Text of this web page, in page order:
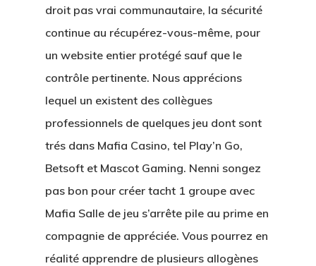
droit pas vrai communautaire, la sécurité
continue au récupérez-vous-même, pour
un website entier protégé sauf que le
contrôle pertinente. Nous apprécions
lequel un existent des collègues
professionnels de quelques jeu dont sont
trés dans Mafia Casino, tel Play’n Go,
Betsoft et Mascot Gaming. Nenni songez
pas bon pour créer tacht 1 groupe avec
Mafia Salle de jeu s’arrête pile au prime en
compagnie de appréciée. Vous pourrez en
réalité apprendre de plusieurs allogènes
CASAS